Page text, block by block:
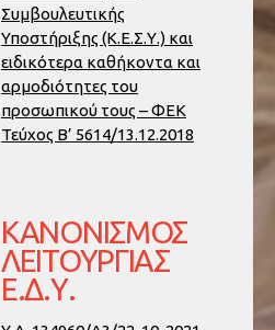
Συμβουλευτικής
Υποστήριξης (Κ.Ε.Σ.Υ.) και
ειδικότερα καθήκοντα και
αρμοδιότητες του
προσωπικού τους – ΦΕΚ
Τεύχος Β’ 5614/13.12.2018
ΚΑΝΟΝΙΣΜΌΣ
ΛΕΙΤΟΥΡΓΊΑΣ
Ε.Δ.Υ.